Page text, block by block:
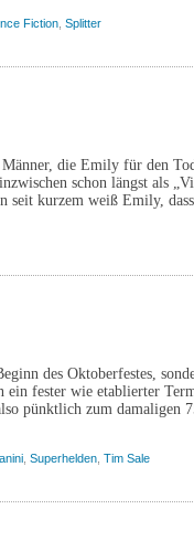
Fiction Splitter
die Emily für den
schon längst als
seit kurzem weiß Emily,
des Oktoberfestes,
ein fester wie etablierter
pünktlich zum damaligen
Superhelden Tim Sale